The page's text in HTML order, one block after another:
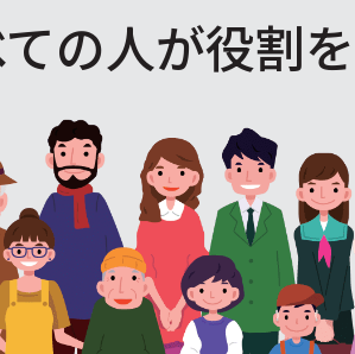
の人が役割を